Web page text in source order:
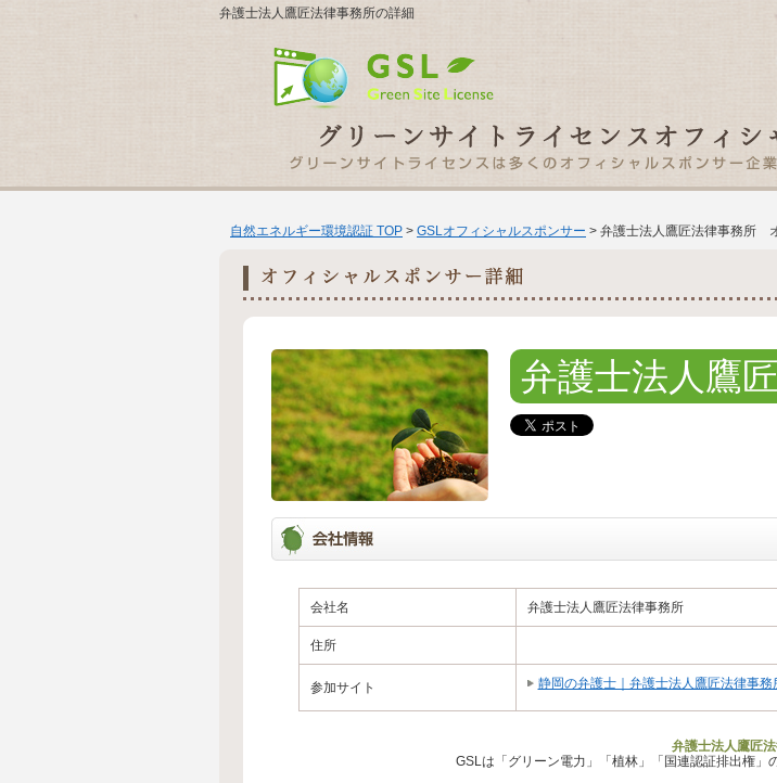
弁護士法人鷹匠法律事務所の詳細
自然エネルギー環境認証 TOP > GSLオフィシャルスポンサー > 弁護士法人鷹匠法律事務所
弁護士法人鷹
会社名 弁護士法人鷹匠法律事務所
住所
参加サイト 静岡の弁護士｜弁護士法人鷹匠法律事務
弁護士法人鷹匠
GSLは「グリーン電力」「植林」「国連認証排出権」